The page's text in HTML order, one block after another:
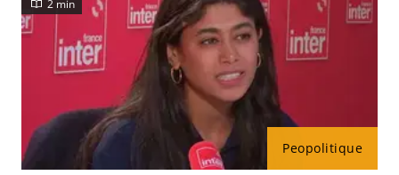
Peopolitique
2 min